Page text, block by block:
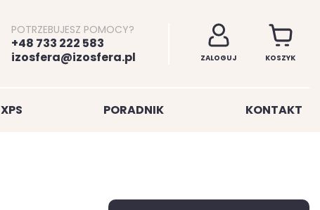
POTRZEBUJESZ POMOCY?
+48 733 222 583
izosfera@izosfera.pl
ZALOGUJ KOSZYK
XPS PORADNIK KONTAKT